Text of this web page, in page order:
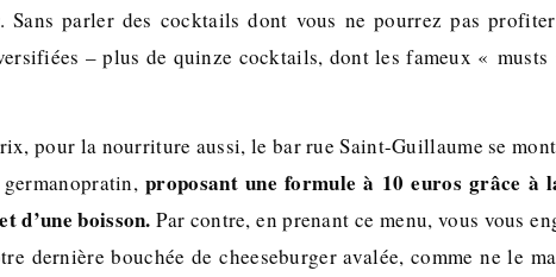
Sans parler des cocktails dont vous ne pourrez pas
– plus de quinze cocktails, dont les fameux «
pour la nourriture aussi, le bar rue Saint-Guillaume se
proposant une formule à 10 euros grâce à
d’une boisson. Par contre, en prenant ce menu, vous vous
dernière bouchée de cheeseburger avalée, comme ne le